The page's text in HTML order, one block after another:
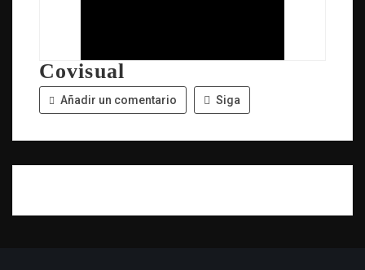
Covisual
Añadir un comentario Siga